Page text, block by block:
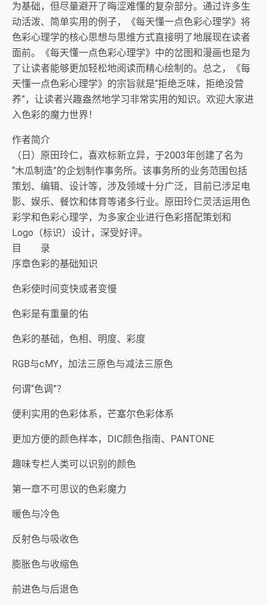
为基础，但尽量避开了晦涩难懂的复杂部分。通过许多生
动活泼、简单实用的例子，《每天懂一点色彩心理学》将
色彩心理学的核心思想与思维方式直接明了地展现在读者
面前。《每天懂一点色彩心理学》中的岔图和漫画也是为
了让读者能够更加轻松地阅读而精心绘制的。总之，《每
天懂一点色彩心理学》的宗旨就是“拒绝乏味，拒绝没营
养”，让读者兴趣盎然地学习非常实用的知识。欢迎大家进
入色彩的魔力世界！
作者简介
（日）原田玲仁，喜欢标新立异，于2003年创建了名为
“木瓜制造”的企划制作事务所。该事务所的业务范围包括
策划、编辑、设计等，涉及领域十分广泛，目前已涉足电
影、娱乐、餐饮和体育等诸多行业。原田玲仁灵活运用色
彩学和色彩心理学，为多家企业进行色彩搭配策划和
Logo（标识）设计，深受好评。
目 录
序章色彩的基础知识
色彩使时间变快或者变慢
色彩是有重量的佑
色彩的基础，色相、明度、彩度
RGB与cMY，加法三原色与减法三原色
何谓“色调”？
便利实用的色彩体系，芒塞尔色彩体系
更加方便的颜色样本，DIC颜色指南、PANTONE
趣味专栏人类可以识别的颜色
第一章不可思议的色彩魔力
暖色与冷色
反射色与吸收色
膨胀色与收缩色
前进色与后退色